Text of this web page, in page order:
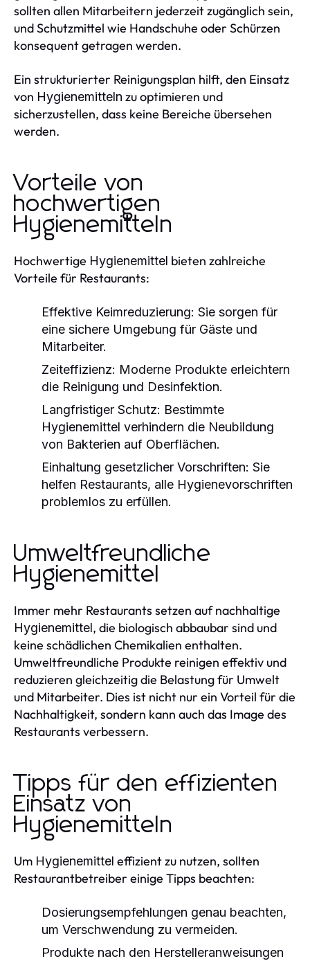
sollten allen Mitarbeitern jederzeit zugänglich sein,
und Schutzmittel wie Handschuhe oder Schürzen
konsequent getragen werden.
Ein strukturierter Reinigungsplan hilft, den Einsatz
von Hygienemitteln zu optimieren und
sicherzustellen, dass keine Bereiche übersehen
werden.
Vorteile von
hochwertigen
Hygienemitteln
Hochwertige Hygienemittel bieten zahlreiche
Vorteile für Restaurants:
Effektive Keimreduzierung: Sie sorgen für
eine sichere Umgebung für Gäste und
Mitarbeiter.
Zeiteffizienz: Moderne Produkte erleichtern
die Reinigung und Desinfektion.
Langfristiger Schutz: Bestimmte
Hygienemittel verhindern die Neubildung
von Bakterien auf Oberflächen.
Einhaltung gesetzlicher Vorschriften: Sie
helfen Restaurants, alle Hygienevorschriften
problemlos zu erfüllen.
Umweltfreundliche
Hygienemittel
Immer mehr Restaurants setzen auf nachhaltige
Hygienemittel, die biologisch abbaubar sind und
keine schädlichen Chemikalien enthalten.
Umweltfreundliche Produkte reinigen effektiv und
reduzieren gleichzeitig die Belastung für Umwelt
und Mitarbeiter. Dies ist nicht nur ein Vorteil für die
Nachhaltigkeit, sondern kann auch das Image des
Restaurants verbessern.
Tipps für den effizienten
Einsatz von
Hygienemitteln
Um Hygienemittel effizient zu nutzen, sollten
Restaurantbetreiber einige Tipps beachten:
Dosierungsempfehlungen genau beachten,
um Verschwendung zu vermeiden.
Produkte nach den Herstelleranweisungen